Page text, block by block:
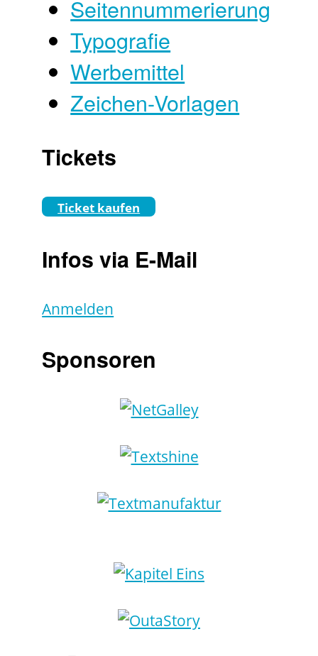
Seitennummerierung
Typografie
Werbemittel
Zeichen-Vorlagen
Tickets
Ticket kaufen
Infos via E-Mail
Anmelden
Sponsoren